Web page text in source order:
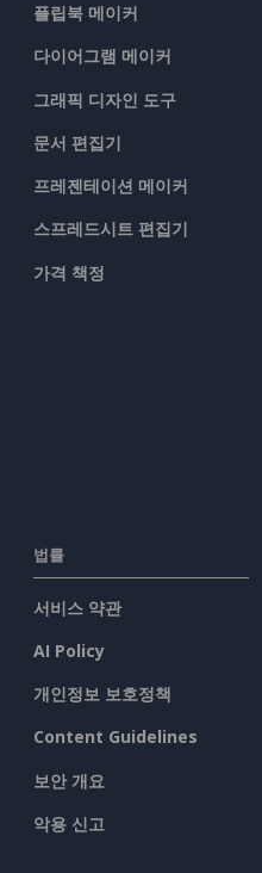
플립북 메이커
다이어그램 메이커
그래픽 디자인 도구
문서 편집기
프레젠테이션 메이커
스프레드시트 편집기
가격 책정
법률
서비스 약관
AI Policy
개인정보 보호정책
Content Guidelines
보안 개요
악용 신고